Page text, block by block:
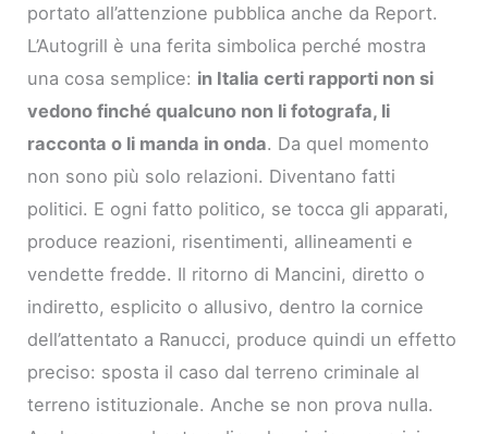
portato all’attenzione pubblica anche da Report.
L’Autogrill è una ferita simbolica perché mostra
una cosa semplice: in Italia certi rapporti non si
vedono finché qualcuno non li fotografa, li
racconta o li manda in onda. Da quel momento
non sono più solo relazioni. Diventano fatti
politici. E ogni fatto politico, se tocca gli apparati,
produce reazioni, risentimenti, allineamenti e
vendette fredde. Il ritorno di Mancini, diretto o
indiretto, esplicito o allusivo, dentro la cornice
dell’attentato a Ranucci, produce quindi un effetto
preciso: sposta il caso dal terreno criminale al
terreno istituzionale. Anche se non prova nulla.